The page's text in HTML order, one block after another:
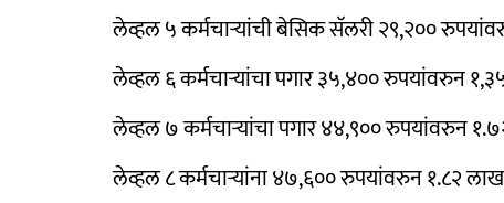
लेव्हल ५ कर्मचाऱ्यांची बेसिक सॅलरी २९,२००
लेव्हल ६ कर्मचाऱ्यांचा पगार ३५,४०० रुपयांवरुन
लेव्हल ७ कर्मचाऱ्यांचा पगार ४४,९०० रुपयांवरुन
लेव्हल ८ कर्मचाऱ्यांना ४७,६०० रुपयांवरुन १.८२